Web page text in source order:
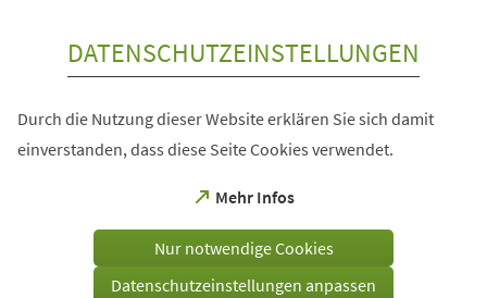
DATENSCHUTZEINSTELLUNGEN
Durch die Nutzung dieser Website erklären Sie sich damit
einverstanden, dass diese Seite Cookies verwendet.
Mehr Infos
(Öffnet
einem
Tab)
Nur notwendige Cookies
Datenschutzeinstellungen anpassen